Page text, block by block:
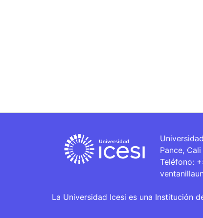
Pance,
Teléfono:
La Universidad Icesi es una Institución